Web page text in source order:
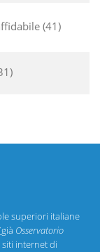
41
superiori italiane
Osservatorio
internet di